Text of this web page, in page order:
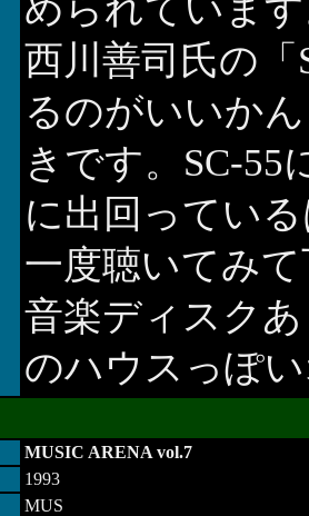
められていま
西川善司氏の
るのがいいか
きです。SC-55
に出回ってい
一度聴いてみ
音楽ディスク
のハウスっぽ
MUSIC ARENA vol.7
1993
MUS